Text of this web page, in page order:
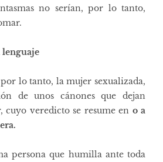
no serían, por lo tanto,
lo tanto, la mujer sexualizada,
de unos cánones que dejan
cuyo veredicto se resume en o a
persona que humilla ante toda